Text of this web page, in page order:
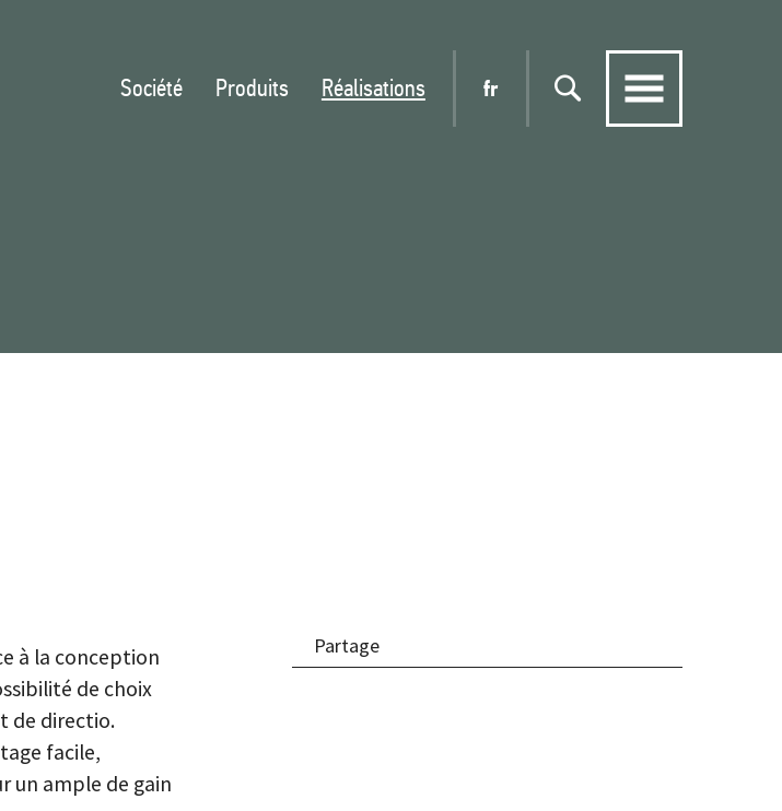
Société Produits Réalisations fr
à la conception
de choix
de directio.
facile,
un ample de gain
Partage